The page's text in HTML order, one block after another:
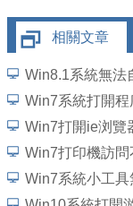
相關文章
Win8.1系統無法
Win7打印機訪問
Win7系統小工具